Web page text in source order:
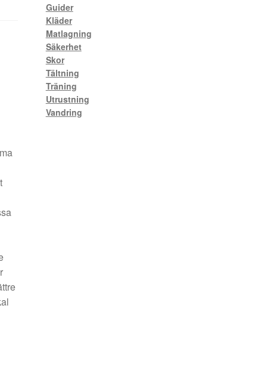
Guider
Kläder
Matlagning
Säkerhet
Skor
Tältning
Träning
Utrustning
Vandring